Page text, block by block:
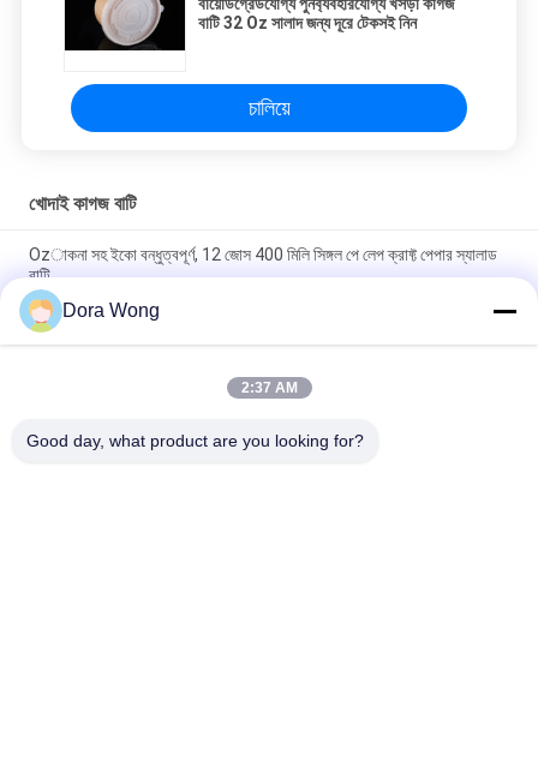
বাটি 32 Oz সালাদ জন্য দূরে টেকসই নিন
চালিয়ে
খোদাই কাগজ বাটি
Ozাকনা সহ ইকো বন্ধুত্বপূর্ণ, 12 জোস 400 মিলি সিঙ্গল পে লেপ ক্রাফ্ট পেপার স্যালাড
বাটি
Eাকনা সহ পিই প্রলিপ্ত 16 জজ 500 মিলি ম্যাট স্যালাড ফুড ক্রাফ্ট পেপার বোলস
ডেজার্ট কাপ
42oz 1300 মিলি রাউন্ড স্ট্রডি ডিসপোজেবল স্যুপ বাটি কিচেনওয়্যার পরিষ্কার পিইটি
Dora Wong
2:37 AM
Good day, what product are you looking for?